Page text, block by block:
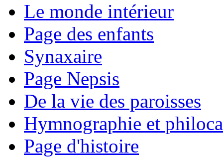
Le monde intérieur
Page des enfants
Synaxaire
Page Nepsis
De la vie des paroisses
Hymnographie et
Page d'histoire